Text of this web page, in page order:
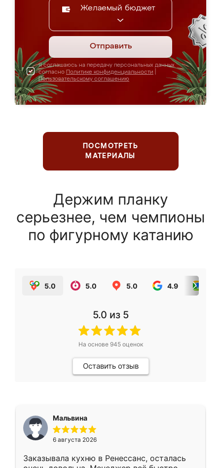
Желаемый бюджет
Отправить
Я соглашаюсь на передачу персональных данных
согласно Политике конфиденциальности
Пользовательскому соглашению
ПОСМОТРЕТЬ
МАТЕРИАЛЫ
Держим планку
серьезнее, чем чемпионы
по фигурному катанию
5.0 5.0 5.0 4.9
5.0 из 5
На основе 945оценок
Оставить отзыв
Мальвина
6 августа 2026
Заказывала кухню в Ренессанс, осталась